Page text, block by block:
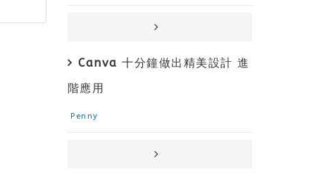
Canva 十分鐘做出精美設計 進
階應用
Penny